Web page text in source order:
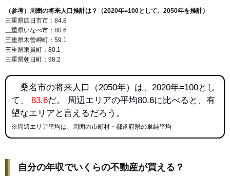
（参考）周囲の将来人口推計は？（2020年=100として、2050年を推計）
三重県四日市市：84.8
三重県いなべ市：80.6
三重県木曽岬町：59.1
三重県東員町：80.1
三重県朝日町：98.2
桑名市の将来人口（2050年）は、2020年=100とし
て、 83.6だ。 周辺エリアの平均80.6に比べると、有
望なエリアと言えるだろう。
※周辺エリア平均は、周囲の市町村・都道府県の単純平均
自分の年収でいくらの不動産が買える？